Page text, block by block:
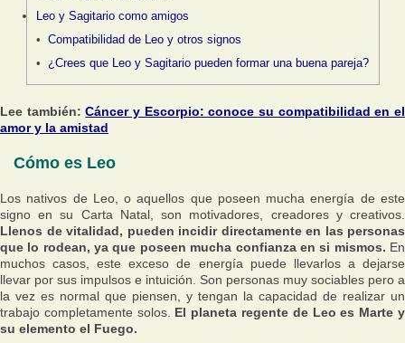
Leo y Sagitario como amigos
Compatibilidad de Leo y otros signos
¿Crees que Leo y Sagitario pueden formar una buena pareja?
Lee también:Cáncer y Escorpio: conoce su compatibilidad en el
amor y la amistad
Cómo es Leo
Los nativos de Leo, o aquellos que poseen mucha energía de este
signo en su Carta Natal, son motivadores, creadores y creativos.
Llenos de vitalidad, pueden incidir directamente en las personas
que lo rodean, ya que poseen mucha confianza en si mismos. En
muchos casos, este exceso de energía puede llevarlos a dejarse
llevar por sus impulsos e intuición. Son personas muy sociables pero a
la vez es normal que piensen, y tengan la capacidad de realizar un
trabajo completamente solos. El planeta regente de Leo es Marte y
su elemento el Fuego.